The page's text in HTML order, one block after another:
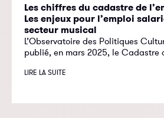
Les chiffres du cadastre de
Les enjeux pour l’emploi
secteur musical
L’Observatoire des Politiques
publié, en mars 2025, le Cadastre
LIRE LA SUITE